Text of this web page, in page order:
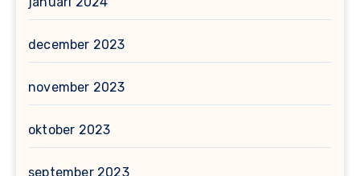
december 2023
november 2023
oktober 2023
september 2023